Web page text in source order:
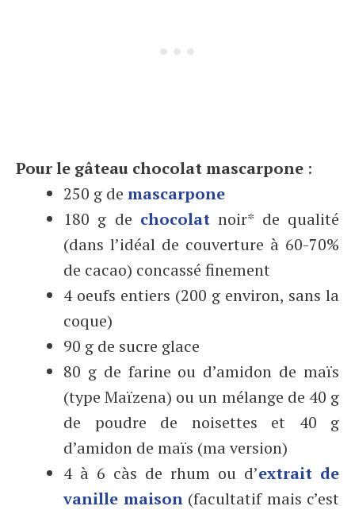
Pour le gâteau chocolat mascarpone :
250 g de mascarpone
180 g de chocolat noir* de qualité
(dans l’idéal de couverture à 60-70%
de cacao) concassé finement
4 oeufs entiers (200 g environ, sans la
coque)
90 g de sucre glace
80 g de farine ou d’amidon de maïs
(type Maïzena) ou un mélange de 40 g
de poudre de noisettes et 40 g
d’amidon de maïs (ma version)
4 à 6 càs de rhum ou d’extrait de
vanille maison(facultatif mais c’est